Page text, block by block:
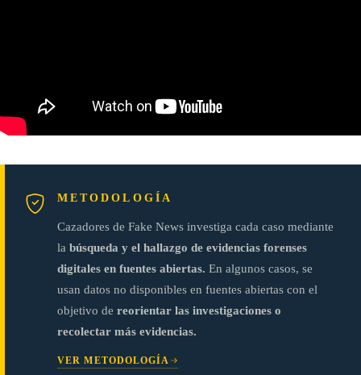
METODOLOGÍA
Cazadores de Fake News investiga cada caso mediante
la búsqueda y el hallazgo de evidencias forenses
digitales en fuentes abiertas. En algunos casos, se
usan datos no disponibles en fuentes abiertas con el
objetivo de reorientar las investigaciones o
recolectar más evidencias.
VER METODOLOGÍA